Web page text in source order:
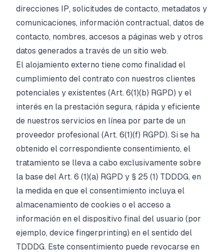
direcciones IP, solicitudes de contacto, metadatos y
comunicaciones, información contractual, datos de
contacto, nombres, accesos a páginas web y otros
datos generados a través de un sitio web.
El alojamiento externo tiene como finalidad el
cumplimiento del contrato con nuestros clientes
potenciales y existentes (Art. 6(1)(b) RGPD) y el
interés en la prestación segura, rápida y eficiente
de nuestros servicios en línea por parte de un
proveedor profesional (Art. 6(1)(f) RGPD). Si se ha
obtenido el correspondiente consentimiento, el
tratamiento se lleva a cabo exclusivamente sobre
la base del Art. 6 (1)(a) RGPD y § 25 (1) TDDDG, en
la medida en que el consentimiento incluya el
almacenamiento de cookies o el acceso a
información en el dispositivo final del usuario (por
ejemplo, device fingerprinting) en el sentido del
TDDDG. Este consentimiento puede revocarse en